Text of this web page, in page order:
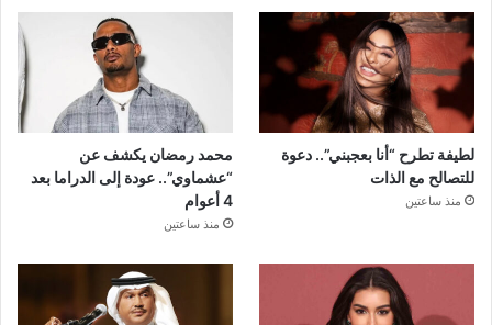
لطيفة تطرح “أنا بعجبني”.. دعوة
للتصالح مع الذات
منذ ساعتين
محمد رمضان يكشف عن
“عشماوي”.. عودة إلى الدراما بعد
4 أعوام
منذ ساعتين